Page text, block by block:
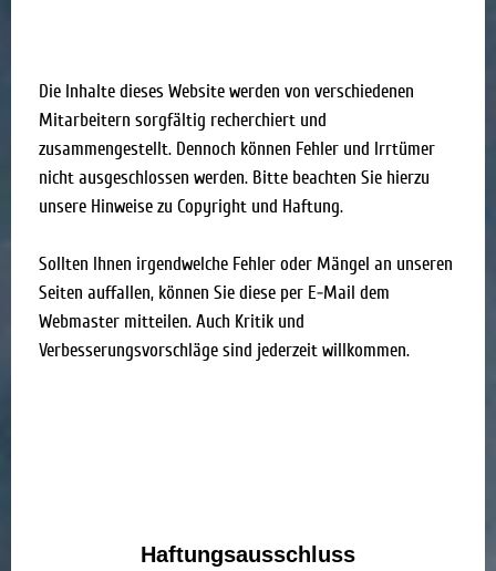
Die Inhalte dieses Website werden von verschiedenen
Mitarbeitern sorgfältig recherchiert und
zusammengestellt. Dennoch können Fehler und Irrtümer
nicht ausgeschlossen werden. Bitte beachten Sie hierzu
unsere Hinweise zu Copyright und Haftung.
Sollten Ihnen irgendwelche Fehler oder Mängel an unseren
Seiten auffallen, können Sie diese per E-Mail dem
Webmaster mitteilen. Auch Kritik und
Verbesserungsvorschläge sind jederzeit willkommen.
Haftungsausschluss